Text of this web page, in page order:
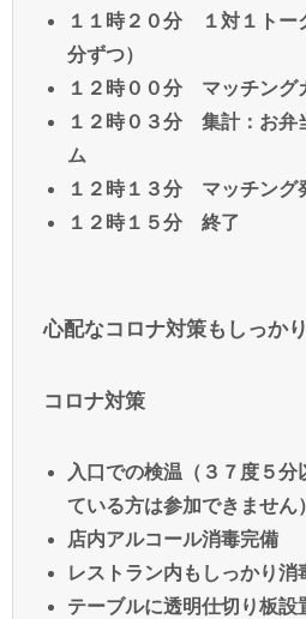
１１時２０分 １対１トー
分ずつ）
１２時００分 マッチング
１２時０３分 集計：お弁
ム
１２時１３分 マッチング
１２時１５分 終了
心配なコロナ対策もしっか
コロナ対策
入口での検温（３７度５
ている方は参加できません）
店内アルコール消毒完備
レストラン内もしっかり消
テーブルに透明仕切り板設